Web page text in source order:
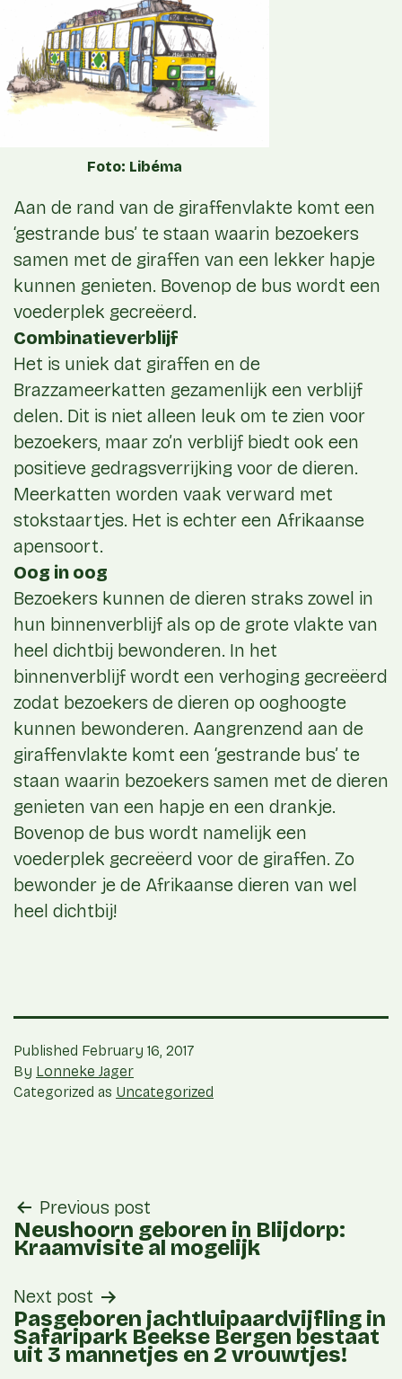
Foto: Libéma
Aan de rand van de giraffenvlakte komt een
‘gestrande bus’ te staan waarin bezoekers
samen met de giraffen van een lekker hapje
kunnen genieten. Bovenop de bus wordt een
voederplek gecreëerd.
Combinatieverblijf
Het is uniek dat giraffen en de
Brazzameerkatten gezamenlijk een verblijf
delen. Dit is niet alleen leuk om te zien voor
bezoekers, maar zo’n verblijf biedt ook een
positieve gedragsverrijking voor de dieren.
Meerkatten worden vaak verward met
stokstaartjes. Het is echter een Afrikaanse
apensoort.
Oog in oog
Bezoekers kunnen de dieren straks zowel in
hun binnenverblijf als op de grote vlakte van
heel dichtbij bewonderen. In het
binnenverblijf wordt een verhoging gecreëerd
zodat bezoekers de dieren op ooghoogte
kunnen bewonderen. Aangrenzend aan de
giraffenvlakte komt een ‘gestrande bus’ te
staan waarin bezoekers samen met de dieren
genieten van een hapje en een drankje.
Bovenop de bus wordt namelijk een
voederplek gecreëerd voor de giraffen. Zo
bewonder je de Afrikaanse dieren van wel
heel dichtbij!
Published February 16, 2017
By Lonneke Jager
Categorized as Uncategorized
post
navigation
Previous post
Neushoorn geboren in Blijdorp:
Kraamvisite al mogelijk
Next post
Pasgeboren jachtluipaardvijfling in
Safaripark Beekse Bergen bestaat
uit 3 mannetjes en 2 vrouwtjes!